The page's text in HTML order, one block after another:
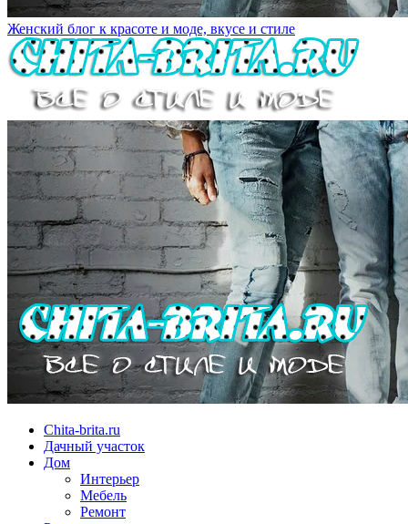
Женский блог к красоте и моде, вкусе и стиле
Chita-brita.ru
Дачный участок
Дом
Интерьер
Мебель
Ремонт